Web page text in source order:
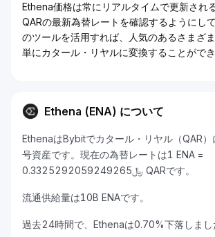
Ethena価格は常にリアルタイムで更新され
QARの最新為替レートを確認するようにし
のツールを活用すれば、人気のあるさまざ
単にカタール・リヤルに変換することができ
Ethena (ENA) について
EthenaはBybitでカタール・リヤル（QAR
号資産です。現在の為替レートは1 ENA =
﷼0.3325292059249265 QARです。
流通供給量は10B ENAです。
過去24時間で、Ethenaは0.70%下落しまし